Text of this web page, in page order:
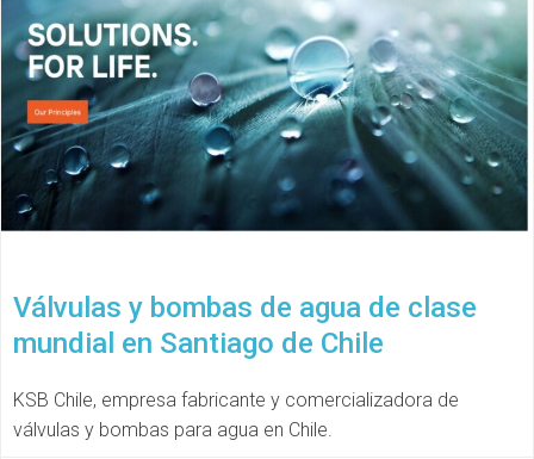
Válvulas y bombas de agua de clase
mundial en Santiago de Chile
KSB Chile, empresa fabricante y comercializadora de
válvulas y bombas para agua en Chile.